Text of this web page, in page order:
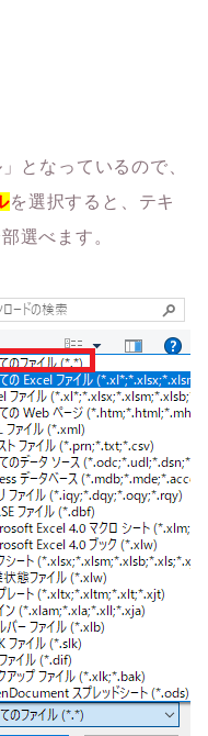
となっているので、
を選択すると、テキ
選べます。